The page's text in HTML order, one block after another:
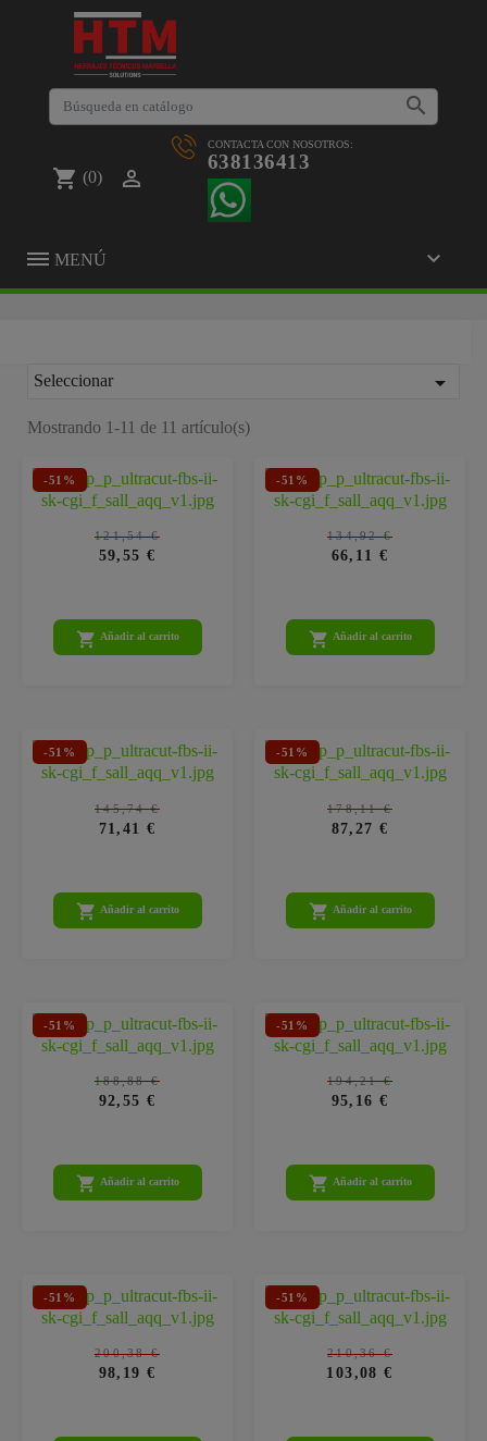

shopping_cart (0) 
CONTACTA CON NOSOTROS:
638136413
MENÚ 
Seleccionar 
Mostrando 1-11 de 11 artículo(s)
121,54 €
59,55 €
-51%
 Añadir al carrito
134,92 €
66,11 €
-51%
 Añadir al carrito
145,74 €
71,41 €
-51%
 Añadir al carrito
178,11 €
87,27 €
-51%
 Añadir al carrito
188,88 €
92,55 €
-51%
 Añadir al carrito
194,21 €
95,16 €
-51%
 Añadir al carrito
200,38 €
98,19 €
-51%
210,36 €
103,08 €
-51%